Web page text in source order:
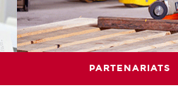
PARTENARIATS